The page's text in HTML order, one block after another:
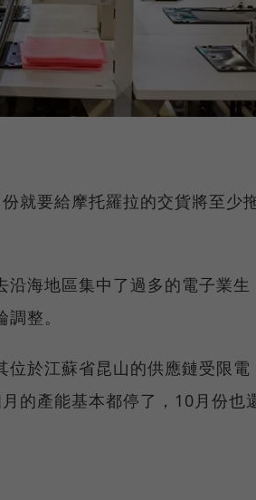
就要給摩托羅拉的交貨將至少
海地區集中了過多的電子業生
整。
位於江蘇省昆山的供應鏈受限電
的產能基本都停了，10月份也